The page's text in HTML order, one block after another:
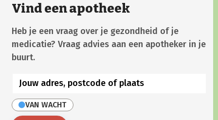
Vind een apotheek
Heb je een vraag over je gezondheid of je
medicatie? Vraag advies aan een apotheker in je
buurt.
VAN WACHT